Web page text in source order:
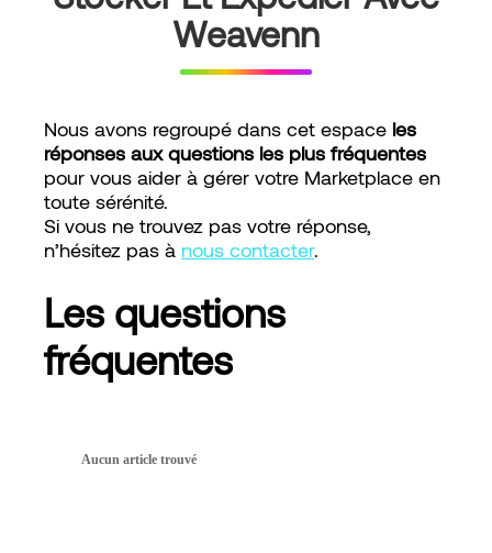
Weavenn
Nous avons regroupé dans cet espace les
réponses aux questions les plus fréquentes
pour vous aider à gérer votre Marketplace en
toute sérénité.
Si vous ne trouvez pas votre réponse,
n’hésitez pas à nous contacter.
Les questions
fréquentes
Aucun article trouvé